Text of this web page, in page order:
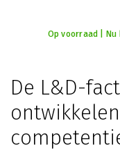
Op voorraad | Nu
De L&D-